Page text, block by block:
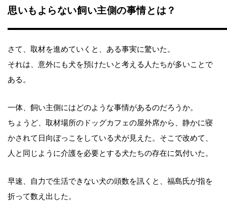
思いもよらない飼い主側の事情とは？
さて、取材を進めていくと、ある事実に驚いた。
それは、意外にも犬を預けたいと考える人たちが多いことで
ある。
一体、飼い主側にはどのような事情があるのだろうか。
ちょうど、取材場所のドッグカフェの屋外席から、静かに寝
かされて日向ぼっこをしている犬が見えた。そこで改めて、
人と同じように介護を必要とする犬たちの存在に気付いた。
早速、自力で生活できない犬の頭数を訊くと、福島氏が指を
折って数え出した。